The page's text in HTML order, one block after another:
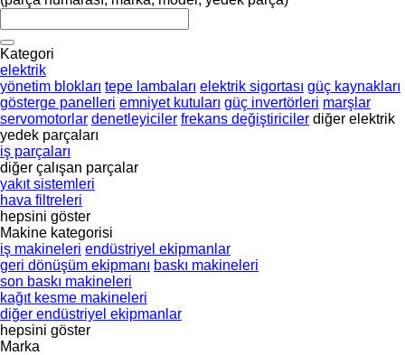
Kategori
elektrik
yönetim blokları tepe lambaları elektrik sigortası güç kaynakları
gösterge panelleri emniyet kutuları güç invertörleri marşlar
servomotorlar denetleyiciler frekans değiştiriciler diğer elektrik
yedek parçaları
iş parçaları
diğer çalışan parçalar
yakıt sistemleri
hava filtreleri
hepsini göster
Makine kategorisi
iş makineleri endüstriyel ekipmanlar
geri dönüşüm ekipmanı baskı makineleri
son baskı makineleri
kağıt kesme makineleri
diğer endüstriyel ekipmanlar
hepsini göster
Marka